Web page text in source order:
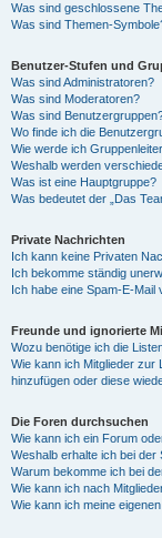
Was sind geschlossene
Was sind Themen-
Benutzer-Stufen und
Was sind Administratoren?
Was sind Moderatoren?
Was sind
Wo finde ich die
Wie werde ich
Weshalb werden
Was ist eine Hauptgruppe?
Was bedeutet der „Das
Private Nachrichten
Ich kann keine Privaten
Ich bekomme ständig
Ich habe eine Spam-E-Mail
Freunde und ignorierte
Wozu benötige ich die
Wie kann ich Mitglieder zur
hinzufügen oder diese
Die Foren durchsuchen
Wie kann ich ein Forum
Weshalb erhalte ich bei
Warum bekomme ich bei
Wie kann ich nach
Wie kann ich meine